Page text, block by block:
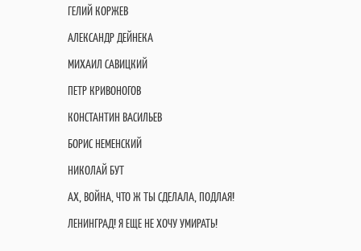
ГЕЛИЙ КОРЖЕВ
АЛЕКСАНДР ДЕЙНЕКА
МИХАИЛ САВИЦКИЙ
ПЕТР КРИВОНОГОВ
КОНСТАНТИН ВАСИЛЬЕВ
БОРИС НЕМЕНСКИЙ
НИКОЛАЙ БУТ
АХ, ВОЙНА, ЧТО Ж ТЫ СДЕЛАЛА, ПОДЛАЯ!
ЛЕНИНГРАД! Я ЕЩЕ НЕ ХОЧУ УМИРАТЬ!